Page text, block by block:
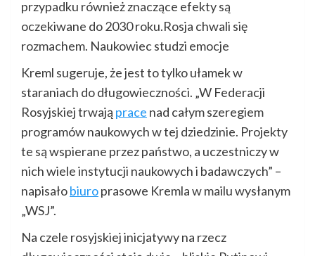
przypadku również znaczące efekty są
oczekiwane do 2030 roku.Rosja chwali się
rozmachem. Naukowiec studzi emocje
Kreml sugeruje, że jest to tylko ułamek w
staraniach do długowieczności. „W Federacji
Rosyjskiej trwają prace nad całym szeregiem
programów naukowych w tej dziedzinie. Projekty
te są wspierane przez państwo, a uczestniczy w
nich wiele instytucji naukowych i badawczych” –
napisałobiuroprasowe Kremla w mailu wysłanym
„WSJ”.
Na czele rosyjskiej inicjatywy na rzecz